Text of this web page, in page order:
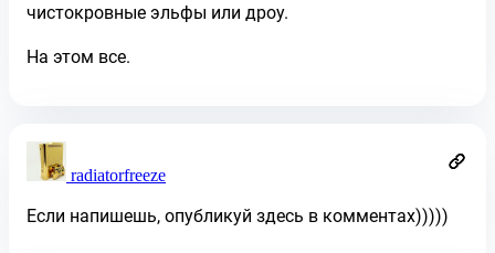
чистокровные эльфы или дроу.
На этом все.
radiatorfreeze
Если напишешь, опубликуй здесь в комментах)))))